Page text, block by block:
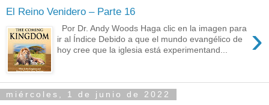
El Reino Venidero – Parte 16
›
Por Dr. Andy Woods Haga clic en la imagen para
ir al Índice Debido a que el mundo evangélico de
hoy cree que la iglesia está experimentand...
miércoles, 1 de junio de 2022